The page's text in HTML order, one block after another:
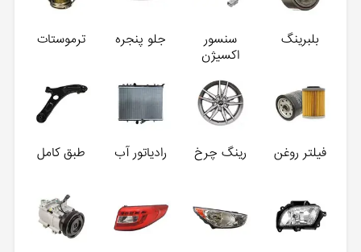
بلبرینگ
سنسور
اکسیژن
جلو پنجره ترموستات
فیلتر روغن رینگ چرخ رادیاتور آب طبق کامل